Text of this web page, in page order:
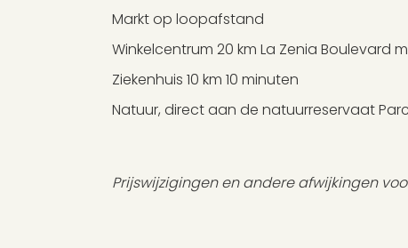
Markt op loopafstand
Winkelcentrum 20 km La Zenia Boulevard
Ziekenhuis 10 km 10 minuten
Natuur, direct aan de natuurreservaat
Prijswijzigingen en andere afwijkingen